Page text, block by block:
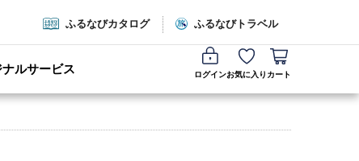
ふるなびカタログ ふるなびトラベル
ルサービス ログインお気に入り カート